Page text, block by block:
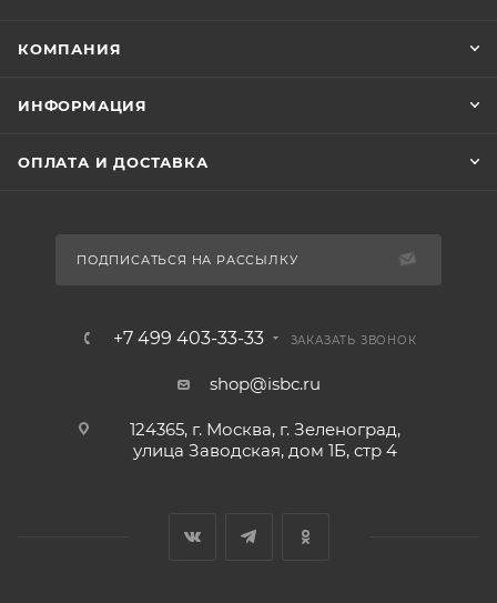
КОМПАНИЯ
ИНФОРМАЦИЯ
ОПЛАТА И ДОСТАВКА
ПОДПИСАТЬСЯ НА РАССЫЛКУ
+7 499 403-33-33 ЗАКАЗАТЬ ЗВОНОК
shop@isbc.ru
124365, г. Москва, г. Зеленоград,
улица Заводская, дом 1Б, стр 4